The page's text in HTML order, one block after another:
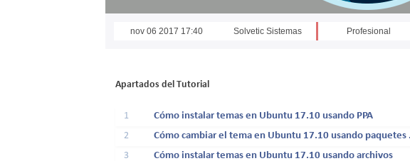
nov 06 2017 17:40 Solvetic Sistemas Profesional
Apartados del Tutorial
1
Cómo instalar temas en Ubuntu 17.10 usando PPA
2
Cómo cambiar el tema en Ubuntu 17.10 usando paquetes
3
Cómo instalar temas en Ubuntu 17.10 usando archivos